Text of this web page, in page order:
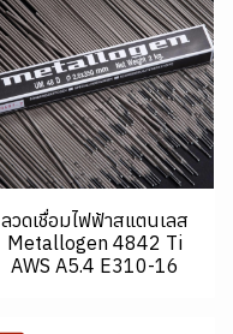
ลวดเชื่อมไฟฟ้าสแตนเลส
Metallogen 4842 Ti
AWS A5.4 E310-16